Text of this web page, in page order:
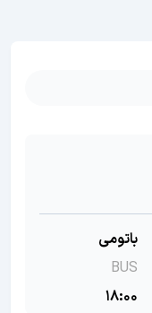
باتومی
BUS
18:00